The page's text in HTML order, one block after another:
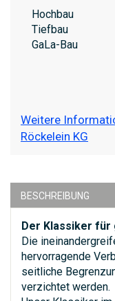
Hochbau
Tiefbau
GaLa-Bau
Weitere
Röckelein KG
BESCHREIBUNG
Der Klassiker für
Die
hervorragende
seitliche
verzichtet werden.